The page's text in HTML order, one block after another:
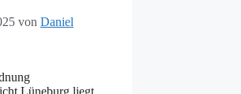
von Daniel
Lüneburg liegt